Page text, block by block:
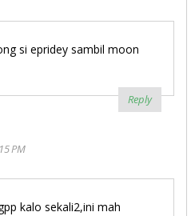
si epridey sambil moon
Reply
PM
kalo sekali2,ini mah